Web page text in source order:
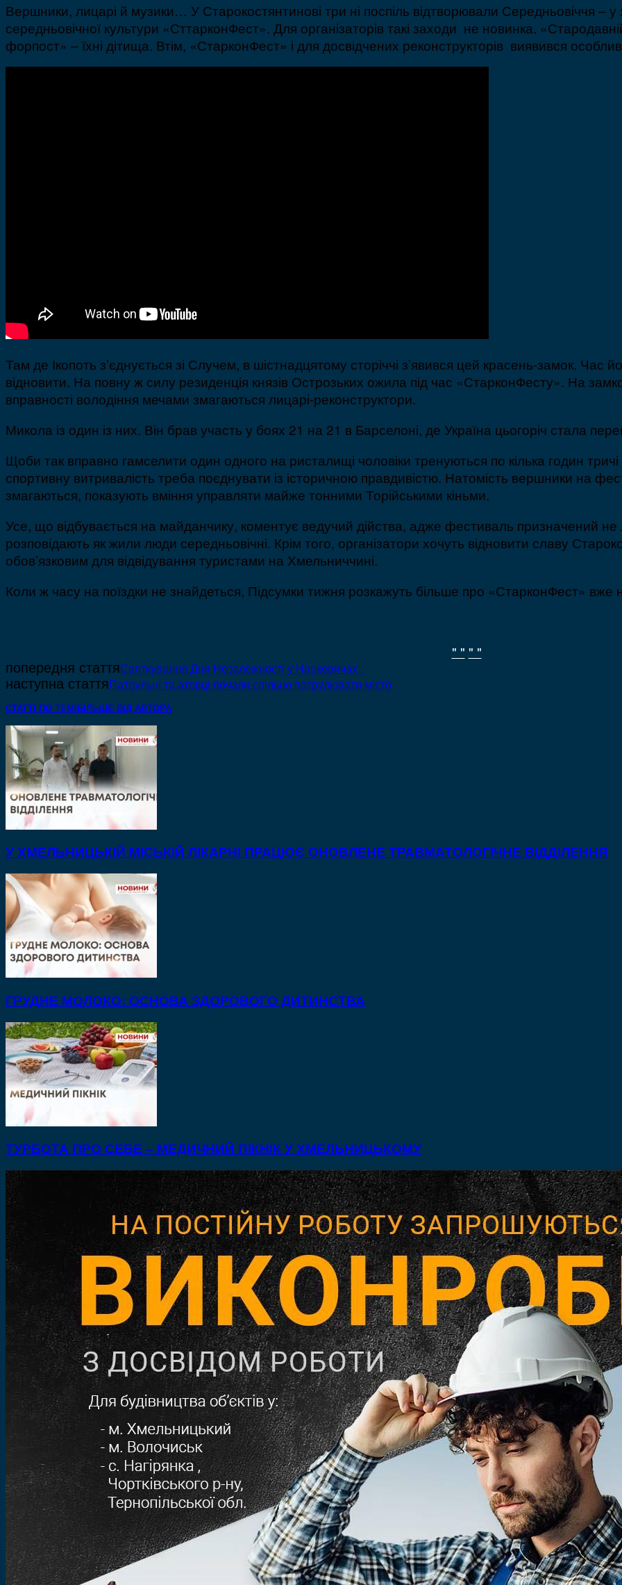
Вершники, лицарі й музики… У Старокостянтинові три ні поспіль відтворювали Середньовіччя
середньовічної культури «СттарконФест». Для організаторів такі заходи не новинка.
форпост» – їхні дітища. Втім, «СтарконФест» і для досвідчених реконструкторів виявився
Там де Ікопоть з’єднується зі Случем, в шістнадцятому сторіччі з’явився цей красень-замок.
відновити. На повну ж силу резиденція князів Острозьких ожила під час «СтарконФесту». На
вправності володіння мечами змагаються лицарі-реконструктори.
Микола із один із них. Він брав участь у боях 21 на 21 в Барселоні, де Україна цьогоріч стала
Щоби так вправно гамселити один одного на ристалищі чоловіки тренуються по кілька годин
спортивну витривалість треба поєднувати із історичною правдивістю. Натомість вершники на
змагаються, показують вміння управляти майже тонними Торійськими кіньми.
Усе, що відбувається на майданчику, коментує ведучий дійства, адже фестиваль призначений
розповідають як жили люди середньовічні. Крім того, організатори хочуть відновити славу
обов’язковим для відвідування туристами на Хмельниччині.
Коли ж часу на поїздки не знайдеться, Підсумки тижня розкажуть більше про «СтарконФест» вже
" " " "
попередня статтяСвяткування Дня Незалежності у Наркевичах .
наступна статтяПатрульні та атовці почали спільно патрулювати місто
СТАТТІ ПО ТЕМІ БІЛЬШЕ ВІД АВТОРА
У ХМЕЛЬНИЦЬКІЙ МІСЬКІЙ ЛІКАРНІ ПРАЦЮЄ ОНОВЛЕНЕ ТРАВМАТОЛОГІЧНЕ ВІДДІЛЕННЯ
ГРУДНЕ МОЛОКО: ОСНОВА ЗДОРОВОГО ДИТИНСТВА
ТУРБОТА ПРО СЕБЕ – МЕДИЧНИЙ ПІКНІК У ХМЕЛЬНИЦЬКОМУ